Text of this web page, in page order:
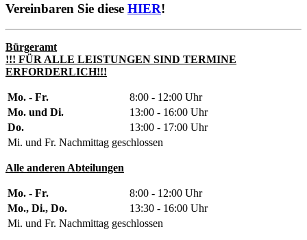
Vereinbaren Sie diese HIER!
Bürgeramt
!!! FÜR ALLE LEISTUNGEN SIND TERMINE
ERFORDERLICH!!!
Mo. - Fr.
8:00 - 12:00 Uhr
Mo. und Di.
13:00 - 16:00 Uhr
Do.
13:00 - 17:00 Uhr
Mi. und Fr. Nachmittag geschlossen
Alle anderen Abteilungen
Mo. - Fr.
8:00 - 12:00 Uhr
Mo., Di., Do.
13:30 - 16:00 Uhr
Mi. und Fr. Nachmittag geschlossen